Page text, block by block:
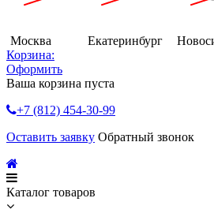
Москва Екатеринбург
Корзина:
Оформить
Ваша корзина пуста
+7 (812) 454-30-99
Оставить заявку Обратный звонок
Каталог товаров